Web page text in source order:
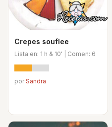
Crepes souflee
Lista en: 1 h & 10' | Comen: 6
porSandra